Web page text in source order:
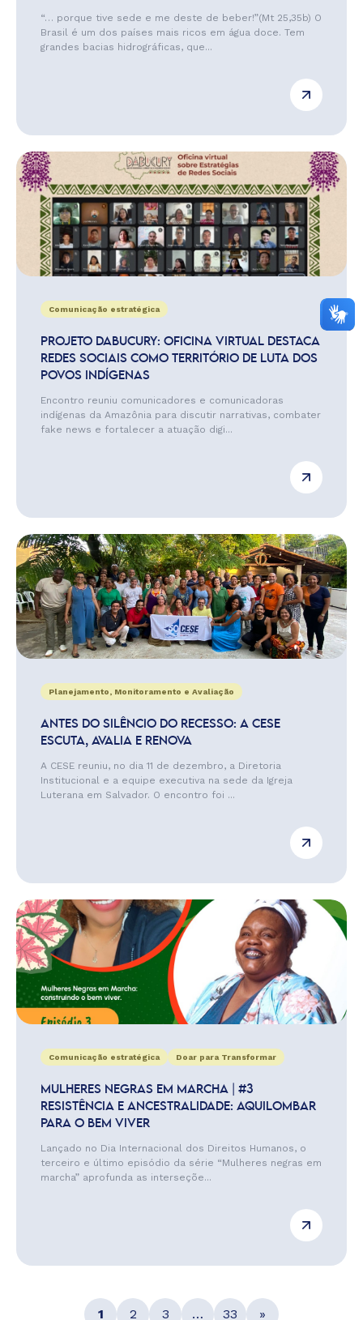
“… porque tive sede e me deste de beber!”(Mt 25,35b) O
Brasil é um dos países mais ricos em água doce. Tem
grandes bacias hidrográficas, que...
Comunicação estratégica
PROJETO DABUCURY: OFICINA VIRTUAL DESTACA
REDES SOCIAIS COMO TERRITÓRIO DE LUTA DOS
POVOS INDÍGENAS
Encontro reuniu comunicadores e comunicadoras
indígenas da Amazônia para discutir narrativas, combater
fake news e fortalecer a atuação digi...
Planejamento, Monitoramento e Avaliação
ANTES DO SILÊNCIO DO RECESSO: A CESE
ESCUTA, AVALIA E RENOVA
A CESE reuniu, no dia 11 de dezembro, a Diretoria
Institucional e a equipe executiva na sede da Igreja
Luterana em Salvador. O encontro foi ...
Comunicação estratégica Doar para Transformar
MULHERES NEGRAS EM MARCHA | #3
RESISTÊNCIA E ANCESTRALIDADE: AQUILOMBAR
PARA O BEM VIVER
Lançado no Dia Internacional dos Direitos Humanos, o
terceiro e último episódio da série “Mulheres negras em
marcha” aprofunda as interseçõe...
1 2 3 … 33 »